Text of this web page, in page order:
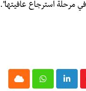
مرحلة استرجاع عافيتها”.
LinkedIn
Whatsapp
Cloud